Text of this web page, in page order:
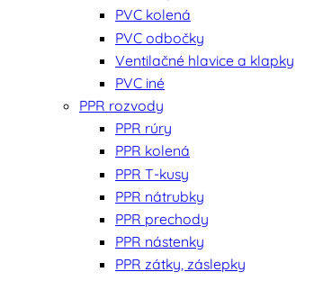
PVC kolená
PVC odbočky
Ventilačné hlavice a klapky
PVC iné
PPR rozvody
PPR rúry
PPR kolená
PPR T-kusy
PPR nátrubky
PPR prechody
PPR nástenky
PPR zátky, záslepky